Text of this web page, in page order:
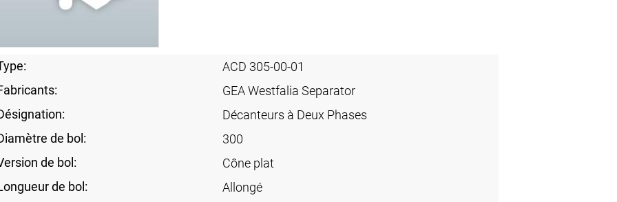
ACD 305-00-01
GEA Westfalia Separator
Décanteurs à Deux Phases
de bol:
300
de bol:
Cône plat
de bol:
Allongé